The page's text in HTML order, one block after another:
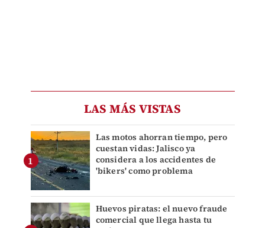
LAS MÁS VISTAS
Las motos ahorran tiempo, pero
cuestan vidas: Jalisco ya
considera a los accidentes de
'bikers' como problema
Huevos piratas: el nuevo fraude
comercial que llega hasta tu